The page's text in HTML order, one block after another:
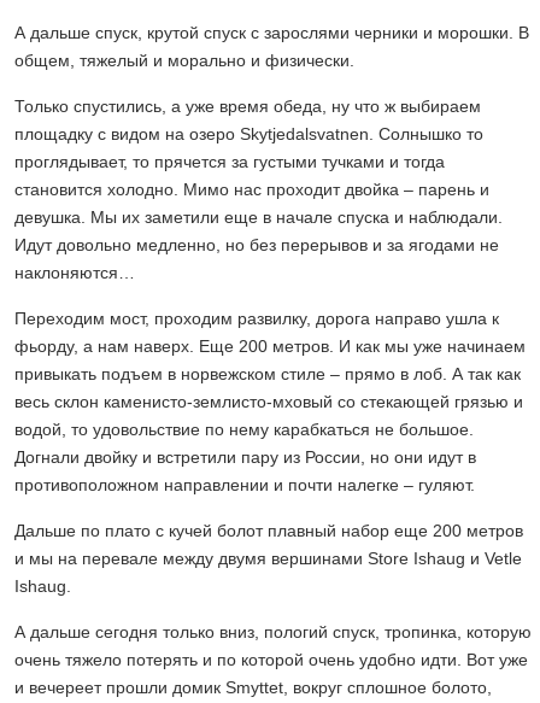
А дальше спуск, крутой спуск с зарослями черники и морошки. В
общем, тяжелый и морально и физически.
Только спустились, а уже время обеда, ну что ж выбираем
площадку с видом на озеро Skytjedalsvatnen. Солнышко то
проглядывает, то прячется за густыми тучками и тогда
становится холодно. Мимо нас проходит двойка – парень и
девушка. Мы их заметили еще в начале спуска и наблюдали.
Идут довольно медленно, но без перерывов и за ягодами не
наклоняются…
Переходим мост, проходим развилку, дорога направо ушла к
фьорду, а нам наверх. Еще 200 метров. И как мы уже начинаем
привыкать подъем в норвежском стиле – прямо в лоб. А так как
весь склон каменисто-землисто-мховый со стекающей грязью и
водой, то удовольствие по нему карабкаться не большое.
Догнали двойку и встретили пару из России, но они идут в
противоположном направлении и почти налегке – гуляют.
Дальше по плато с кучей болот плавный набор еще 200 метров
и мы на перевале между двумя вершинами Store Ishaug и Vetle
Ishaug.
А дальше сегодня только вниз, пологий спуск, тропинка, которую
очень тяжело потерять и по которой очень удобно идти. Вот уже
и вечереет прошли домик Smyttet, вокруг сплошное болото,